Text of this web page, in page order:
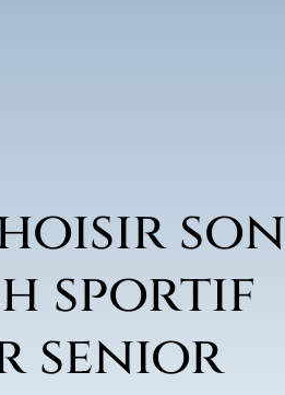
son
sportif
senior